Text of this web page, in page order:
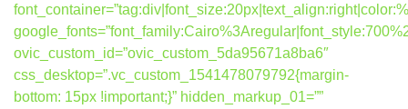
ovic_custom_id=”ovic_custom_5da95671a8ba6″
css_desktop=”.vc_custom_1541478079792{margin-
bottom: 15px !important;}” hidden_markup_01=””